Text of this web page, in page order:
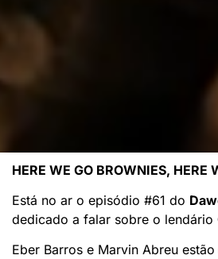
HERE WE GO BROWNIES, HERE
Está no ar o episódio #61 do
dedicado a falar sobre o lendário
Eber Barros e Marvin Abreu